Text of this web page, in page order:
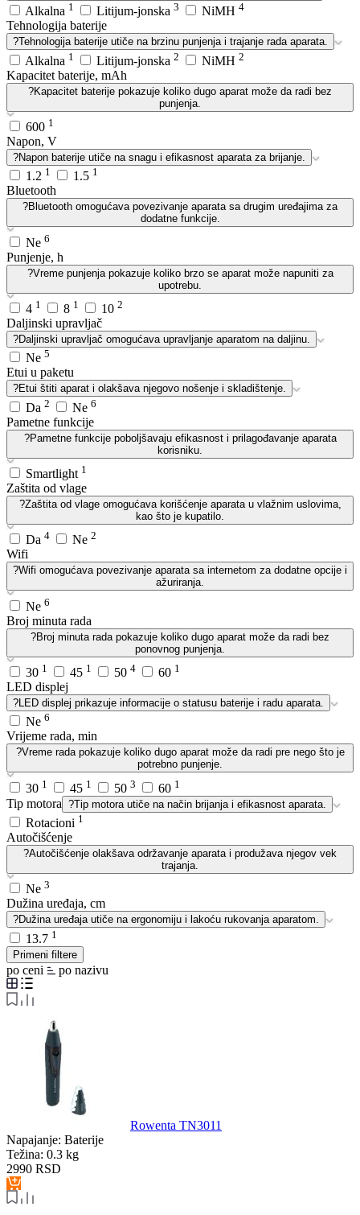
Alkalna 1 Litijum-jonska 3 NiMH 4
Tehnologija baterije
?Tehnologija baterije utiče na brzinu punjenja i trajanje rada aparata.
Alkalna 1 Litijum-jonska 2 NiMH 2
Kapacitet baterije, mAh
?Kapacitet baterije pokazuje koliko dugo aparat može da radi bez
punjenja.
600 1
Napon, V
?Napon baterije utiče na snagu i efikasnost aparata za brijanje.
1.2 1 1.5 1
Bluetooth
?Bluetooth omogućava povezivanje aparata sa drugim uređajima za
dodatne funkcije.
Ne 6
Punjenje, h
?Vreme punjenja pokazuje koliko brzo se aparat može napuniti za
upotrebu.
4 1 8 1 10 2
Daljinski upravljač
?Daljinski upravljač omogućava upravljanje aparatom na daljinu.
Ne 5
Etui u paketu
?Etui štiti aparat i olakšava njegovo nošenje i skladištenje.
Da 2 Ne 6
Pametne funkcije
?Pametne funkcije poboljšavaju efikasnost i prilagođavanje aparata
korisniku.
Smartlight 1
Zaštita od vlage
?Zaštita od vlage omogućava korišćenje aparata u vlažnim uslovima,
kao što je kupatilo.
Da 4 Ne 2
Wifi
?Wifi omogućava povezivanje aparata sa internetom za dodatne opcije i
ažuriranja.
Ne 6
Broj minuta rada
?Broj minuta rada pokazuje koliko dugo aparat može da radi bez
ponovnog punjenja.
30 1 45 1 50 4 60 1
LED displej
? LED displej prikazuje informacije o statusu baterije i radu aparata.
Ne 6
Vrijeme rada, min
?Vreme rada pokazuje koliko dugo aparat može da radi pre nego što je
potrebno punjenje.
30 1 45 1 50 3 60 1
Tip motora ?Tip motora utiče na način brijanja i efikasnost aparata.
Rotacioni 1
Autočišćenje
?Autočišćenje olakšava održavanje aparata i produžava njegov vek
trajanja.
Ne 3
Dužina uređaja, cm
?Dužina uređaja utiče na ergonomiju i lakoću rukovanja aparatom.
13.7 1
Primeni filtere
po ceni po nazivu
Rowenta TN3011
Napajanje: Baterije
Težina: 0.3 kg
2990 RSD